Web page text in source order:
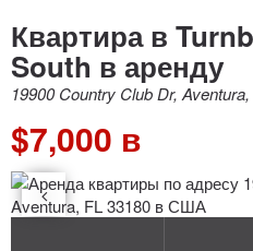
Квартира в
South в аренду
19900 Country Club Dr,
$7,000 в